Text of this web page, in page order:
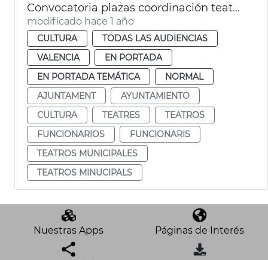
Convocatoria plazas coordinación teatros municipales València
modificado hace 1 año
CULTURA
TODAS LAS AUDIENCIAS
VALENCIA
EN PORTADA
EN PORTADA TEMÁTICA
NORMAL
AJUNTAMENT
AYUNTAMIENTO
CULTURA
TEATRES
TEATROS
FUNCIONARIOS
FUNCIONARIS
TEATROS MUNICIPALES
TEATROS MINUCIPALS
Nuestras Apps Páginas de Interés